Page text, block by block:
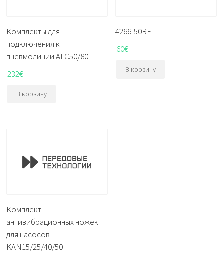
Комплекты для
подключения к
пневмолинии ALC50/80
232€
В корзину
4266-50RF
60€
В корзину
Комплект
антивибрационных ножек
для насосов
KAN15/25/40/50